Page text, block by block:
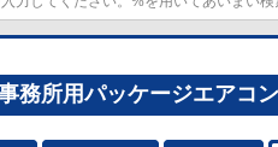
務所用パッケージエアコ